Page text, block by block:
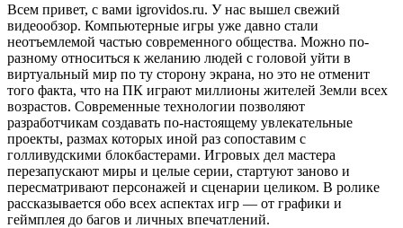
Всем привет, с вами igrovidos.ru. У нас вышел свежий
видеообзор. Компьютерные игры уже давно стали
неотъемлемой частью современного общества. Можно по-
разному относиться к желанию людей с головой уйти в
виртуальный мир по ту сторону экрана, но это не отменит
того факта, что на ПК играют миллионы жителей Земли всех
возрастов. Современные технологии позволяют
разработчикам создавать по-настоящему увлекательные
проекты, размах которых иной раз сопоставим с
голливудскими блокбастерами. Игровых дел мастера
перезапускают миры и целые серии, стартуют заново и
пересматривают персонажей и сценарии целиком. В ролике
рассказывается обо всех аспектах игр — от графики и
геймплея до багов и личных впечатлений.